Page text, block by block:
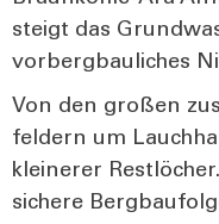
steigt das
vor­berg­bau­li­ches
Von den gro­ßen
fel­dern um
klei­ne­rer
siche­re